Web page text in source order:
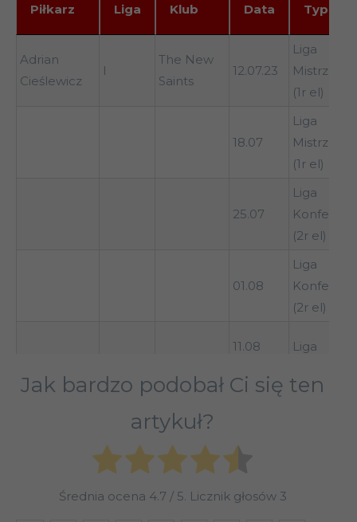
Piłkarz Liga Klub Data Typ
Typ
Adrian
Cieślewicz
I
The New
Saints
12.07.23
Liga
Mistrzów
(1r el)
18.07
Liga
Mistrzów
(1r el)
25.07
Liga
(2r el)
01.08
Liga
(2r el)
11.08 Liga
19.08 Liga
26.08
29.08
Jak bardzo podobał Ci się ten
artykuł?
Średnia ocena 4.7 / 5. Licznik głosów 3